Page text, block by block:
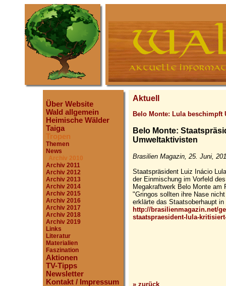
Über Website
Wald allgemein
Heimische Wälder
Taiga
Tropen
Themen
News
Archiv 2010
Archiv 2011
Archiv 2012
Archiv 2013
Archiv 2014
Archiv 2015
Archiv 2016
Archiv 2017
Archiv 2018
Archiv 2019
Links
Literatur
Materialien
Faszination
Aktionen
TV-Tipps
Newsletter
Kontakt / Impressum
Aktuell
Belo Monte: Lula beschimpft
Belo Monte:
Umweltaktivisten
Brasilien Magazin, 25. Juni,
Staatspräsident Luiz Inácio
der Einmischung im Vorfeld
Megakraftwerk Belo Monte am
"Gringos sollten ihre Nase
erklärte das Staatsoberhaupt in
http://brasilienmagazin.net/
staatspraesident-lula-
» zurück